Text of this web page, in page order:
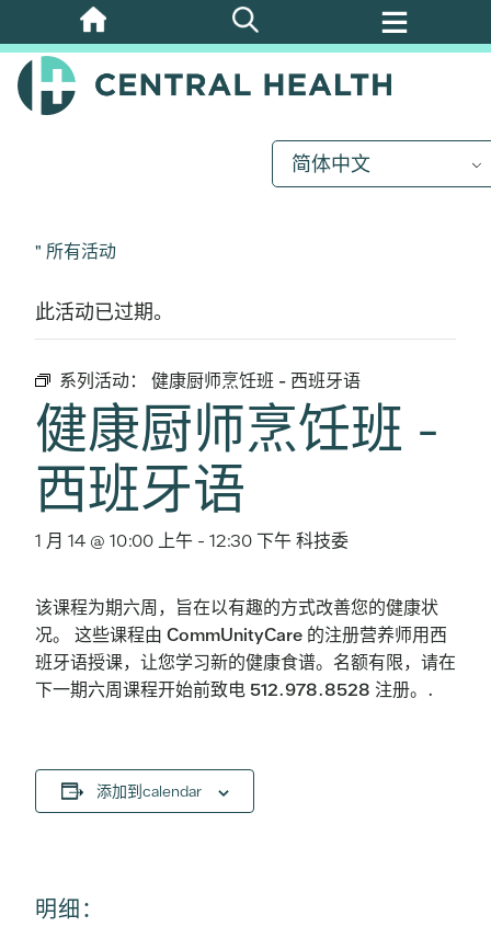
跳
至
主
简体中文
" 所有活动
此活动已过期。
系列活动： 健康厨师烹饪班 - 西班牙语
健康厨师烹饪班 -
西班牙语
1 月 14 @ 10:00 上午 - 12:30 下午科技委
该课程为期六周，旨在以有趣的方式改善您的健康状
况。 这些课程由 CommUnityCare 的注册营养师用西
班牙语授课，让您学习新的健康食谱。名额有限，请在
下一期六周课程开始前致电 512.978.8528 注册。.
添加到calendar
明细：